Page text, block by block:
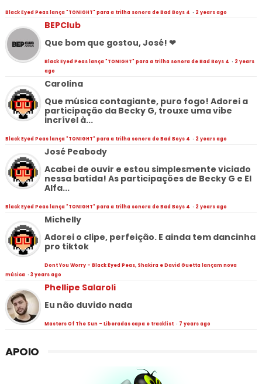
Black Eyed Peas lança "TONIGHT" para a trilha sonora de Bad Boys 4 · 2 years ago
BEPClub
Que bom que gostou, José! ❤
Black Eyed Peas lança "TONIGHT" para a trilha sonora de Bad Boys 4 · 2 years
ago
Carolina
Que música contagiante, puro fogo! Adorei a
participação da Becky G, trouxe uma vibe
incrível à...
Black Eyed Peas lança "TONIGHT" para a trilha sonora de Bad Boys 4 · 2 years ago
José Peabody
Acabei de ouvir e estou simplesmente viciado
nessa batida! As participações de Becky G e El
Alfa...
Black Eyed Peas lança "TONIGHT" para a trilha sonora de Bad Boys 4 · 2 years ago
Michelly
Adorei o clipe, perfeição. E ainda tem dancinha
pro tiktok
Dont You Worry - Black Eyed Peas, Shakira e David Guetta lançam nova
música · 3 years ago
Phellipe Salaroli
Eu não duvido nada
Masters Of The Sun - Liberadas capa e tracklist · 7 years ago
APOIO